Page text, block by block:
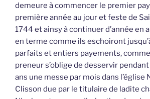
demeure à commencer le premier
première année au jour et feste de
1744 et ainsy à continuer d’année en
en terme comme ils eschoiront
parfaits et entiers payements,
preneur s’oblige de desservir
ans une messe par mois dans l’église
Clisson due par le titulaire de ladite